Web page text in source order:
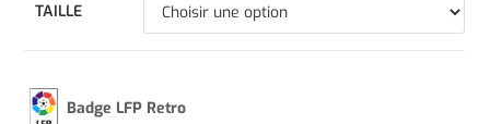
TAILLE
Badge LFP Retro